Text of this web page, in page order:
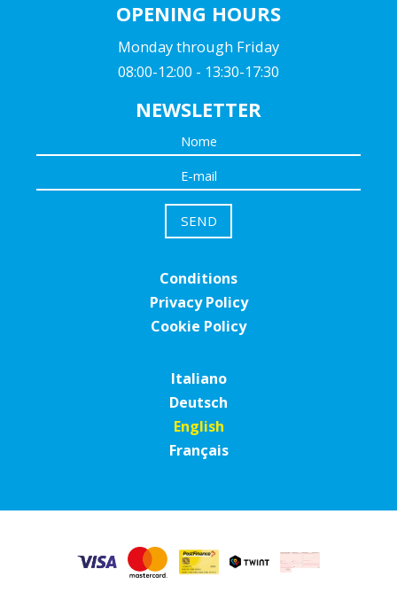
OPENING HOURS
Monday through Friday
08:00-12:00 - 13:30-17:30
NEWSLETTER
Conditions
Privacy Policy
Cookie Policy
Italiano
Deutsch
English
Français